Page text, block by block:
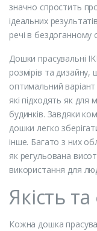
значно спростить
ідеальних
речі в бездоганному
Дошки прасувальні
розмірів та
оптимальний
які підходять як для
будинків. Завдяки
дошки легко
інше. Багато з них
як регульована
використання для
Якість
Кожна дошка